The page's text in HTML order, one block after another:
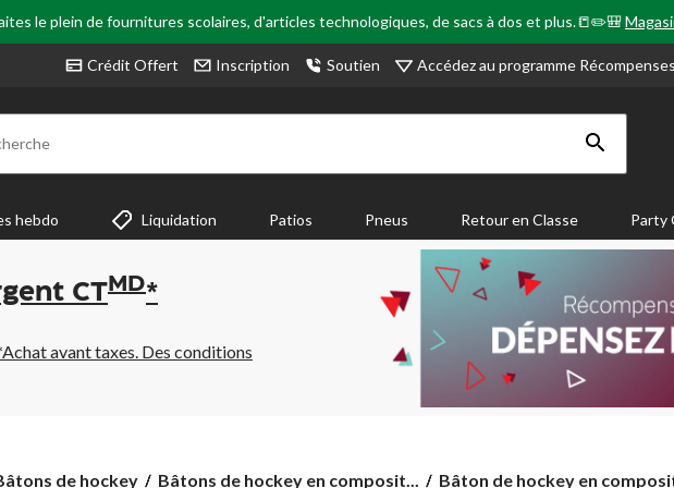
le plein de fournitures scolaires, d'articles technologiques, de sacs à dos et plus.📒✏️🎒
Crédit Offert Inscription Soutien Accédez au programme
hebdo Liquidation Patios Pneus Retour en Classe Party
CT MD*
avant taxes. Des conditions
de hockey Bâtons de hockey en composit...
Bâton
Bâton de hockey en